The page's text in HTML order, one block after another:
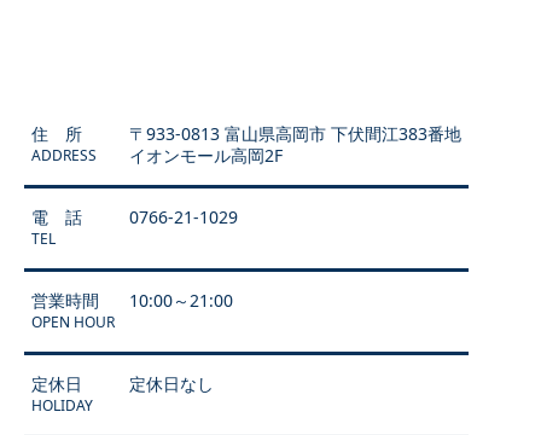
住 所
ADDRESS
〒933-0813 富山県高岡市 下伏間江383番地
イオンモール高岡2F
電 話
TEL
0766-21-1029
営業時間
OPEN HOUR
10:00～21:00
定休日
HOLIDAY
定休日なし